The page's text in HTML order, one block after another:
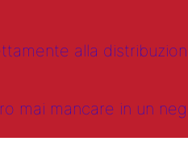
alla
mai mancare in un